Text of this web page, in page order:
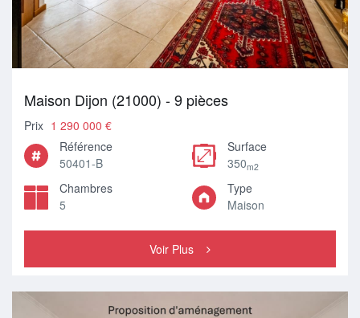
Maison Dijon (21000) - 9 pièces
Prix 1 290 000 €
Référence
50401-B
Surface
350m2
Chambres
5
Type
Maison
Voir Plus